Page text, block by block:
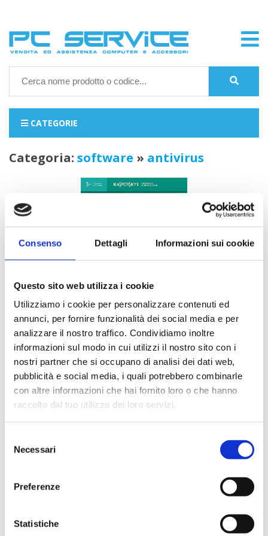
Consenso Dettagli Informazioni sui cookie
Questo sito web utilizza i cookie
Utilizziamo i cookie per personalizzare contenuti ed
annunci, per fornire funzionalità dei social media e per
analizzare il nostro traffico. Condividiamo inoltre
informazioni sul modo in cui utilizzi il nostro sito con i
nostri partner che si occupano di analisi dei dati web,
pubblicità e social media, i quali potrebbero combinarle
con altre informazioni che hai fornito loro o che hanno
raccolto dal tuo utilizzo dei loro servizi.
delNecessari
Preferenze
Statistiche
CATEGORIE
categoria: software » antivirus
Altre immagini
kaspersky antivirus 3pc
In arrivo